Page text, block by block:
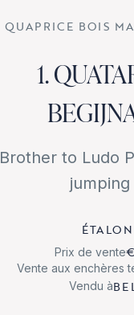
QUAPRICE BOIS
1.
Brother to Ludo
ÉTALON
Prix de vente
Vente aux enchères
Vendu à